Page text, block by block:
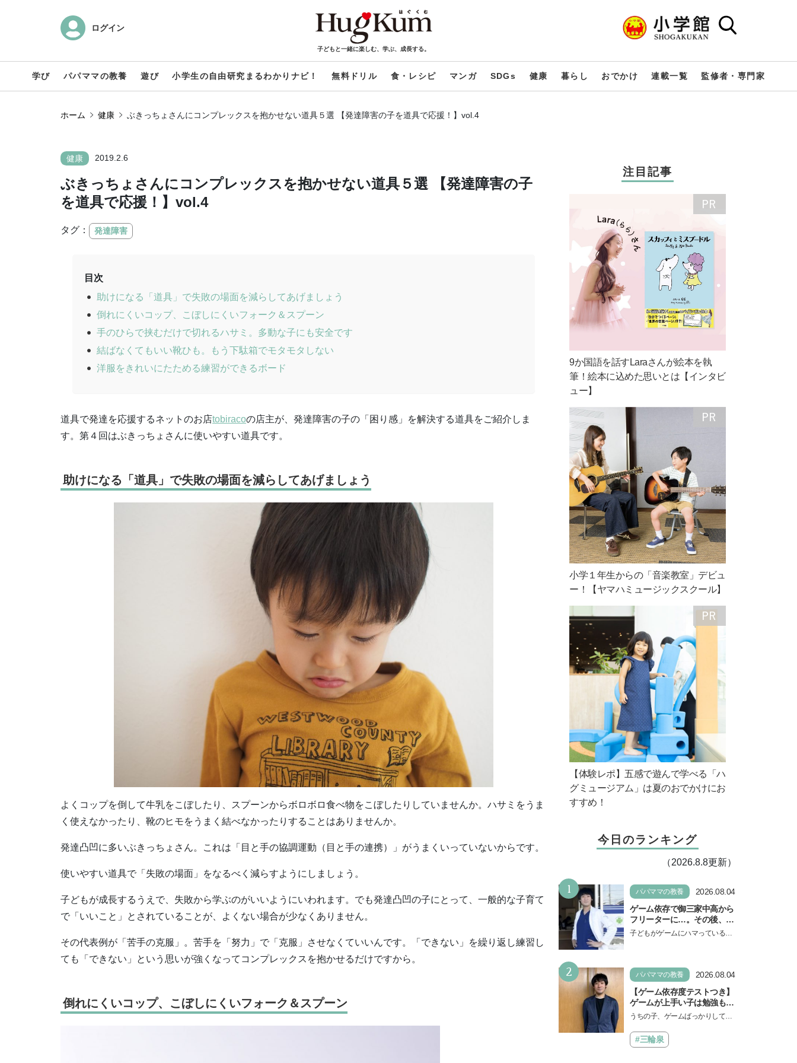
ログイン
子どもと一緒に楽しむ、学ぶ、成長する。
学び パパママの教養 遊び 小学生の自由研究まるわかりナビ！ 無料ドリル 食・レシピ マンガ SDGs 健康 暮らし おでかけ 連載一覧 監修者・専門家
ホーム 健康 ぶきっちょさんにコンプレックスを抱かせない道具５選 【発達障害の子を道具で応援！】vol.4
健康 2019.2.6
ぶきっちょさんにコンプレックスを抱かせない道具５選 【発達障害の子
を道具で応援！】vol.4
タグ： 発達障害
目次
助けになる「道具」で失敗の場面を減らしてあげましょう
倒れにくいコップ、こぼしにくいフォーク＆スプーン
手のひらで挟むだけで切れるハサミ。多動な子にも安全です
結ばなくてもいい靴ひも。もう下駄箱でモタモタしない
洋服をきれいにたためる練習ができるボード
道具で発達を応援するネットのお店tobiracoの店主が、発達障害の子の「困り感」を解決する道具をご紹介しま
す。第４回はぶきっちょさんに使いやすい道具です。
助けになる「道具」で失敗の場面を減らしてあげましょう
よくコップを倒して牛乳をこぼしたり、スプーンからボロボロ食べ物をこぼしたりしていませんか。ハサミをうま
く使えなかったり、靴のヒモをうまく結べなかったりすることはありませんか。
発達凸凹に多いぶきっちょさん。これは「目と手の協調運動（目と手の連携）」がうまくいっていないからです。
使いやすい道具で「失敗の場面」をなるべく減らすようにしましょう。
子どもが成長するうえで、失敗から学ぶのがいいようにいわれます。でも発達凸凹の子にとって、一般的な子育て
で「いいこと」とされていることが、よくない場合が少なくありません。
その代表例が「苦手の克服」。苦手を「努力」で「克服」させなくていいんです。「できない」を繰り返し練習し
ても「できない」という思いが強くなってコンプレックスを抱かせるだけですから。
倒れにくいコップ、こぼしにくいフォーク＆スプーン
注目記事
9か国語を話すLaraさんが絵本を執
筆！絵本に込めた思いとは【インタビ
ュー】
小学１年生からの「音楽教室」デビュ
ー！【ヤマハミュージックスクール】
【体験レポ】五感で遊んで学べる「ハ
グミュージアム」は夏のおでかけにお
すすめ！
今日のランキング
（2026.8.8更新）
1 パパママの教養
2026.08.04
ゲーム依存で御三家中高から
フリーターに…。その後、医
学部へ逆転合格した現役医師
子どもがゲームにハマっている
2 パパママの教養
2026.08.04
【ゲーム依存度テストつき】
ゲームが上手い子は勉強もで
きる？御三家中高卒でゲーマ
えるゲームしながら受験で勝
つためのメソッド
うちの子、ゲームばっかりしてい
言し、子どもとトラブルになる家
庭は多いもの。でも…
#三輪泉